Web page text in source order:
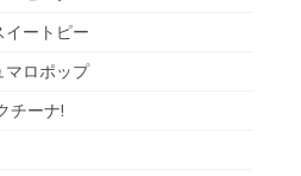
イートピー
マロポップ
チーナ!